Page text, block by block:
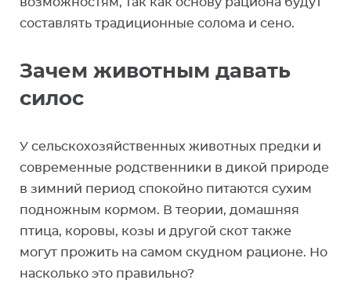
составлять традиционные солома и сено.
Зачем животным давать
силос
У сельскохозяйственных животных предки и
современные родственники в дикой природе
в зимний период спокойно питаются сухим
подножным кормом. В теории, домашняя
птица, коровы, козы и другой скот также
могут прожить на самом скудном рационе. Но
насколько это правильно?